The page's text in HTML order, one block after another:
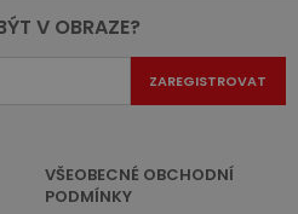
V OBRAZE?
ZAREGISTROVAT
VŠEOBECNÉ OBCHODNÍ
PODMÍNKY